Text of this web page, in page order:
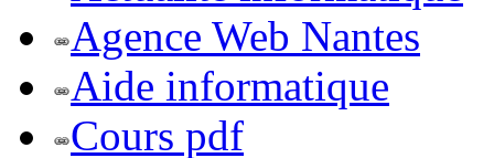
Agence Web Nantes
Aide informatique
Cours pdf